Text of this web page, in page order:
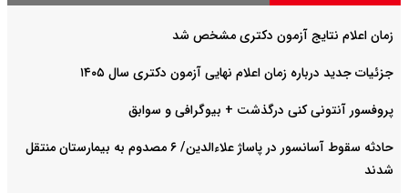
زمان اعلام نتایج آزمون دکتری مشخص شد
جزئیات جدید درباره زمان اعلام نهایی آزمون دکتری سال ۱۴۰۵
پروفسور آنتونی کنی درگذشت + بیوگرافی و سوابق
حادثه سقوط آسانسور در پاساژ علاءالدین/ ۶ مصدوم به بیمارستان منتقل
شدند